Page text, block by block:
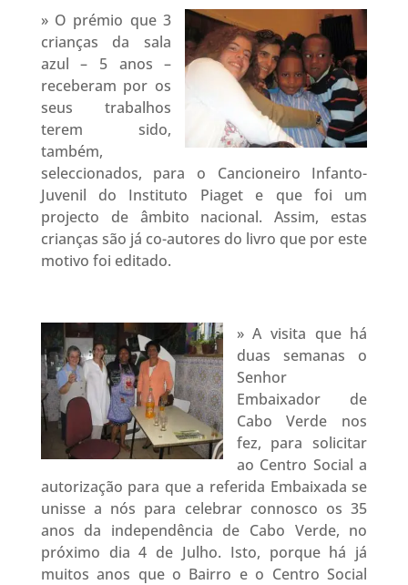
» O prémio que 3
crianças da sala
azul – 5 anos –
receberam por os
seus trabalhos
terem sido,
também,
seleccionados, para o Cancioneiro Infanto-
Juvenil do Instituto Piaget e que foi um
projecto de âmbito nacional. Assim, estas
crianças são já co-autores do livro que por este
motivo foi editado.
» A visita que há
duas semanas o
Senhor
Embaixador de
Cabo Verde nos
fez, para solicitar
ao Centro Social a
autorização para que a referida Embaixada se
unisse a nós para celebrar connosco os 35
anos da independência de Cabo Verde, no
próximo dia 4 de Julho. Isto, porque há já
muitos anos que o Bairro e o Centro Social